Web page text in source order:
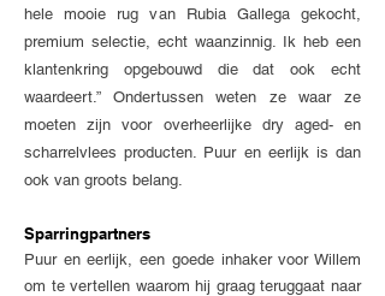
hele mooie rug van Rubia Gallega gekocht,
premium selectie, echt waanzinnig. Ik heb een
klantenkring opgebouwd die dat ook echt
waardeert.” Ondertussen weten ze waar ze
moeten zijn voor overheerlijke dry aged- en
scharrelvlees producten. Puur en eerlijk is dan
ook van groots belang.
Sparringpartners
Puur en eerlijk, een goede inhaker voor Willem
om te vertellen waarom hij graag teruggaat naar